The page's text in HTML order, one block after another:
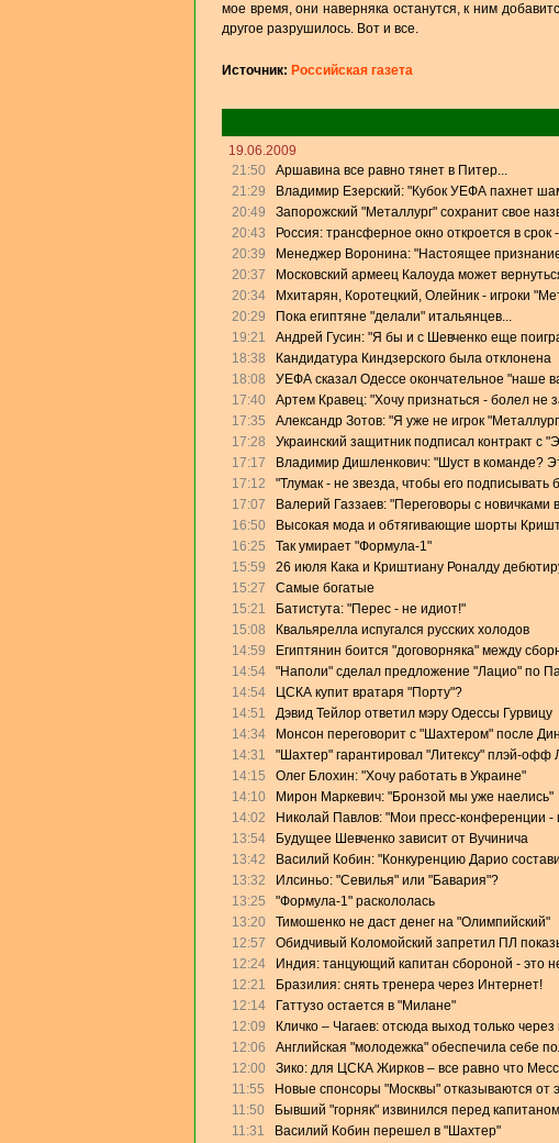
мое время, они наверняка останутся, к ним
другое разрушилось. Вот и все.
Источник: Российская газета
19.06.2009
21:50
Аршавина все равно тянет в Питер...
21:29
Владимир Езерский: "Кубок УЕФА пахнет
20:49
Запорожский "Металлург" сохранит свое
20:43
Россия: трансферное окно откроется в срок
20:39
Менеджер Воронина: "Настоящее
20:37
Московский армеец Калоуда может
20:34
Мхитарян, Коротецкий, Олейник - игроки
20:29
Пока египтяне "делали" итальянцев...
19:21
Андрей Гусин: "Я бы и с Шевченко еще
18:38
Кандидатура Киндзерского была отклонена
18:08
УЕФА сказал Одессе окончательное "наше
17:40
Артем Кравец: "Хочу признаться - болел не
17:35
Александр Зотов: "Я уже не игрок
17:28
Украинский защитник подписал контракт с
17:17
Владимир Дишленкович: "Шуст в команде?
17:12
"Тлумак - не звезда, чтобы его подписывать
17:07
Валерий Газзаев: "Переговоры с новичками
16:50
Высокая мода и обтягивающие шорты
16:25
Так умирает "Формула-1"
15:59
26 июля Кака и Криштиану Роналду
15:27
Самые богатые
15:21
Батистута: "Перес - не идиот!"
15:08
Квальярелла испугался русских холодов
14:59
Египтянин боится "договорняка" между
14:54
"Наполи" сделал предложение "Лацио" по
14:54
ЦСКА купит вратаря "Порту"?
14:51
Дэвид Тейлор ответил мэру Одессы Гурвицу
14:34
Монсон переговорит с "Шахтером" после
14:31
"Шахтер" гарантировал "Литексу" плэй-офф
14:15
Олег Блохин: "Хочу работать в Украине"
14:10
Мирон Маркевич: "Бронзой мы уже наелись"
14:02
Николай Павлов: "Мои пресс-конференции -
13:54
Будущее Шевченко зависит от Вучинича
13:42
Василий Кобин: "Конкуренцию Дарио
13:32
Илсиньо: "Севилья" или "Бавария"?
13:25
"Формула-1" раскололась
13:20
Тимошенко не даст денег на "Олимпийский"
12:57
Обидчивый Коломойский запретил ПЛ
12:24
Индия: танцующий капитан сбороной - это
12:21
Бразилия: снять тренера через Интернет!
12:14
Гаттузо остается в "Милане"
12:09
Кличко – Чагаев: отсюда выход только
12:06
Английская "молодежка" обеспечила себе
12:00
Зико: для ЦСКА Жирков – все равно что
11:55
Новые спонсоры "Москвы" отказываются от
11:50
Бывший "горняк" извинился перед
11:31
Василий Кобин перешел в "Шахтер"